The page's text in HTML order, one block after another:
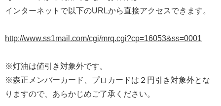
インターネットで以下のURLから直接アクセスできます。
http://www.ss1mail.com/cgi/mrq.cgi?cp=16053&ss=0001
※灯油は値引き対象外です。
※森正メンバーカード、プロカードは２円引き対象外とな
りますので、あらかじめご了承ください。